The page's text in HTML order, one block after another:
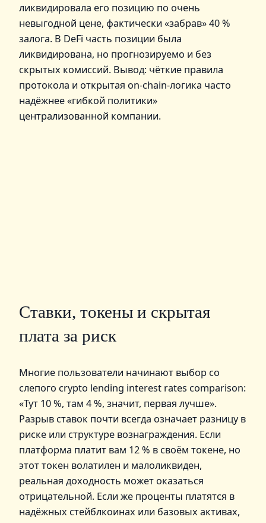
ликвидировала его позицию по очень
невыгодной цене, фактически «забрав» 40 %
залога. В DeFi часть позиции была
ликвидирована, но прогнозируемо и без
скрытых комиссий. Вывод: чёткие правила
протокола и открытая on‑chain‑логика часто
надёжнее «гибкой политики»
централизованной компании.
Ставки, токены и скрытая
плата за риск
Многие пользователи начинают выбор со
слепого crypto lending interest rates comparison:
«Тут 10 %, там 4 %, значит, первая лучше».
Разрыв ставок почти всегда означает разницу в
риске или структуре вознаграждения. Если
платформа платит вам 12 % в своём токене, но
этот токен волатилен и малоликвиден,
реальная доходность может оказаться
отрицательной. Если же проценты платятся в
надёжных стейблкоинах или базовых активах,